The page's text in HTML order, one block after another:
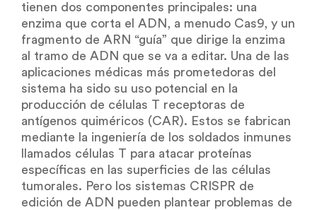
tienen dos componentes principales: una
enzima que corta el ADN, a menudo Cas9, y un
fragmento de ARN “guía” que dirige la enzima
al tramo de ADN que se va a editar. Una de las
aplicaciones médicas más prometedoras del
sistema ha sido su uso potencial en la
producción de células T receptoras de
antígenos quiméricos (CAR). Estos se fabrican
mediante la ingeniería de los soldados inmunes
llamados células T para atacar proteínas
específicas en las superficies de las células
tumorales. Pero los sistemas CRISPR de
edición de ADN pueden plantear problemas de